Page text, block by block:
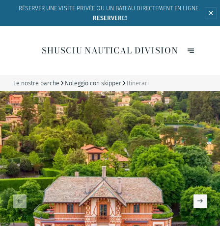
RÉSERVER UNE VISITE PRIVÉE OU UN BATEAU DIRECTEMENT EN LIGNE
RESERVER
SHUSCIU NAUTICAL DIVISION
Le nostre barche Noleggio con skipper Itinerari